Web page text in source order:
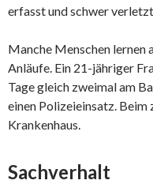
erfasst und schwer
Manche Menschen lernen
Anläufe. Ein 21-jähriger
Tage gleich zweimal am
einen Polizeieinsatz.
Krankenhaus.
Sachverhalt